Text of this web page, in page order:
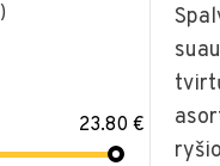
)
23.80